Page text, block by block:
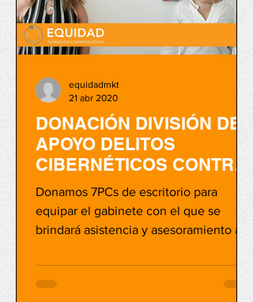
DONACIÓN DIVISIÓN DE
APOYO DELITOS
CIBERNÉTICOS CONTRA
LA NIÑEZ Y
ADOLESCENCIA PFA
Donamos 7PCs de escritorio para
equipar el gabinete con el que se
brindará asistencia y asesoramiento al
equidadmkt
21 abr 2020